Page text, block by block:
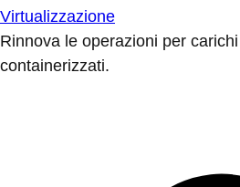
Virtualizzazione
Rinnova le operazioni per
containerizzati.